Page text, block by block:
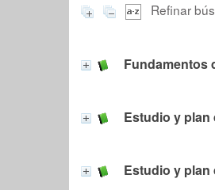
Refinar
Fundamentos
Estudio y plan
Estudio y plan